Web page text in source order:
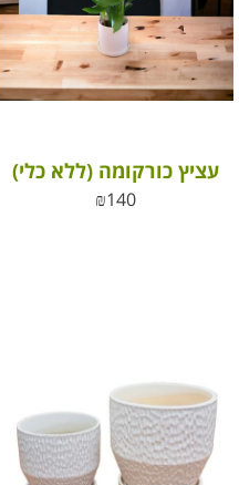
עציץ כורקומה (ללא כלי)
₪140